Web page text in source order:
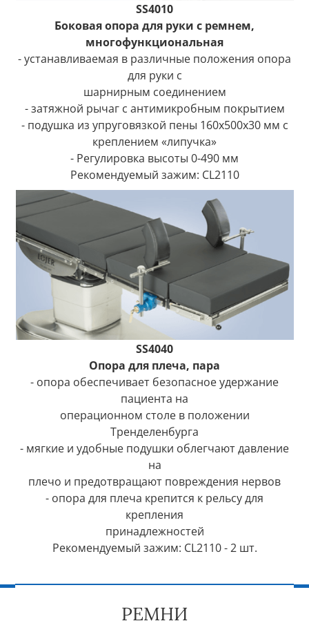
SS4010
Боковая опора для руки с ремнем,
многофункциональная
- устанавливаемая в различные положения опора
для руки с
шарнирным соединением
- затяжной рычаг с антимикробным покрытием
- подушка из упруговязкой пены 160x500x30 мм с
креплением «липучка»
- Регулировка высоты 0-490 мм
Рекомендуемый зажим: CL2110
SS4040
Опора для плеча, пара
- опора обеспечивает безопасное удержание
пациента на
операционном столе в положении
Тренделенбурга
- мягкие и удобные подушки облегчают давление
на
плечо и предотвращают повреждения нервов
- опора для плеча крепится к рельсу для
крепления
принадлежностей
Рекомендуемый зажим: CL2110 - 2 шт.
РЕМНИ